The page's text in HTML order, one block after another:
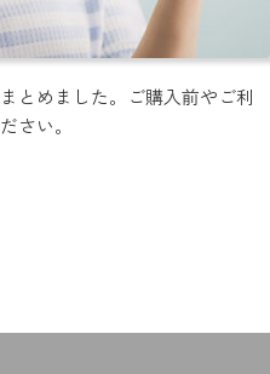
とめました。ご購入前やご利
さい。